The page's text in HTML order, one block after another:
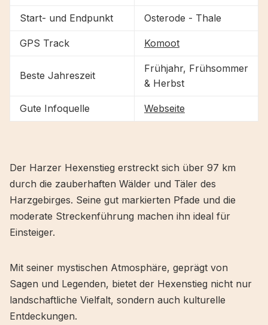
Start- und Endpunkt Osterode - Thale
GPS Track Komoot
Beste Jahreszeit
Frühjahr, Frühsommer
& Herbst
Gute Infoquelle Webseite
Der Harzer Hexenstieg erstreckt sich über 97 km
durch die zauberhaften Wälder und Täler des
Harzgebirges. Seine gut markierten Pfade und die
moderate Streckenführung machen ihn ideal für
Einsteiger.
Mit seiner mystischen Atmosphäre, geprägt von
Sagen und Legenden, bietet der Hexenstieg nicht nur
landschaftliche Vielfalt, sondern auch kulturelle
Entdeckungen.